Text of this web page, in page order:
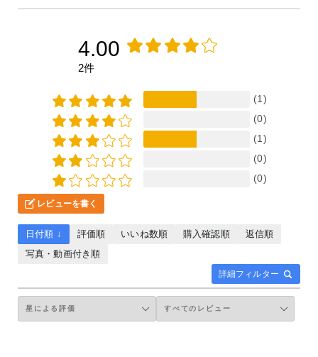
4.00
2件
(1)
(0)
(1)
(0)
(0)
レビューを書く
詳細フィルター
日付順 ↓ 評価順 いいね数順 購入確認順
返信順
写真・動画付き順